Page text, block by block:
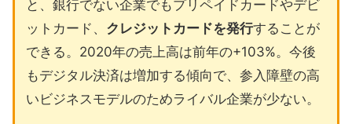
と、銀行でない企業でもプリペイドカードやデビ
ットカード、 クレジットカードを発行することが
できる。2020年の売上高は前年の+103%。今後
もデジタル決済は増加する傾向で、参入障壁の高
いビジネスモデルのためライバル企業が少ない。